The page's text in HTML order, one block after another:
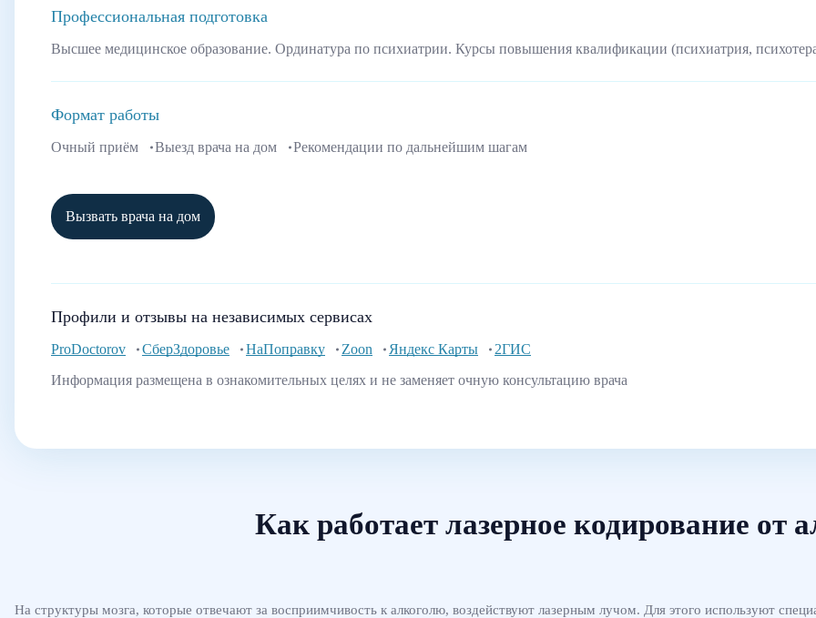
Профессиональная подготовка
Высшее медицинское образование. Ординатура по психиатрии. Курсы повышения квалификации (психиатрия,
Формат работы
Очный приём Выезд врача на дом Рекомендации по дальнейшим шагам
Вызвать врача на дом
Профили и отзывы на независимых сервисах
ProDoctorov СберЗдоровье НаПоправку Zoon Яндекс Карты
2ГИС
Информация размещена в ознакомительных целях и не заменяет очную консультацию врача
Как работает лазерное кодирование от
На структуры мозга, которые отвечают за восприимчивость к алкоголю, воздействуют лазерным лучом. Для этого используют